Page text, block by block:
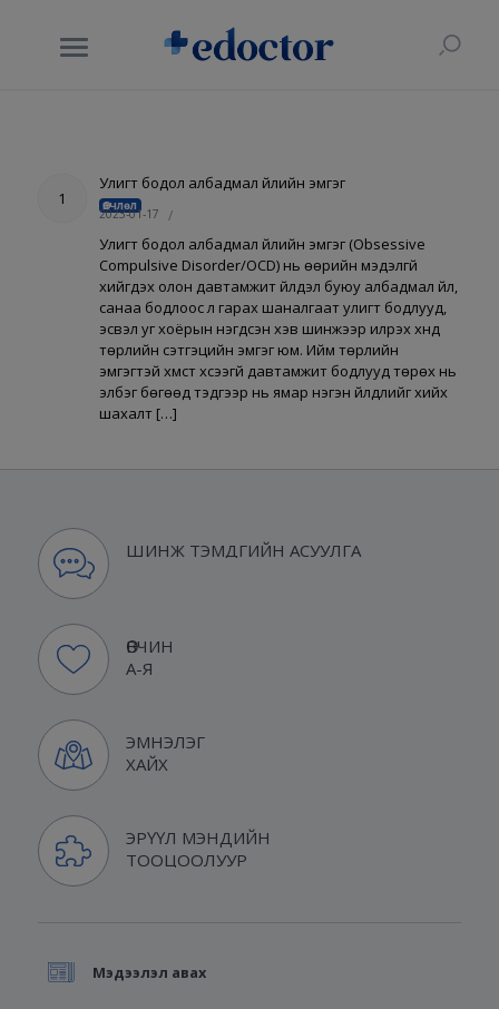
1
Улигт бодол албадмал үйлийн эмгэг
Өвчлөл
2023-01-17 /
Улигт бодол албадмал үйлийн эмгэг (Obsessive
Compulsive Disorder/OCD) нь өөрийн мэдэлгүй
хийгдэх олон давтамжит үйлдэл буюу албадмал үйл,
санаа бодлоос үл гарах шаналгаат улигт бодлууд,
эсвэл уг хоёрын нэгдсэн хэв шинжээр илрэх хүнд
төрлийн сэтгэцийн эмгэг юм. Ийм төрлийн
эмгэгтэй хүмүүст хүсээгүй давтамжит бодлууд төрөх нь
элбэг бөгөөд тэдгээр нь ямар нэгэн үйлдлийг хийх
шахалт […]
ШИНЖ ТЭМДГИЙН АСУУЛГА
ӨВЧИН
А-Я
ЭМНЭЛЭГ
ХАЙХ
ЭРҮҮЛ МЭНДИЙН
ТООЦООЛУУР
Мэдээлэл авах